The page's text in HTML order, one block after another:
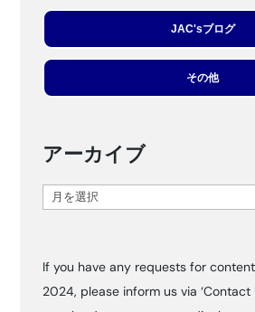
JAC'sブログ
その他
アーカイブ
ア
イ
ブ
If you have any requests for
2024, please inform us via ‘Contact